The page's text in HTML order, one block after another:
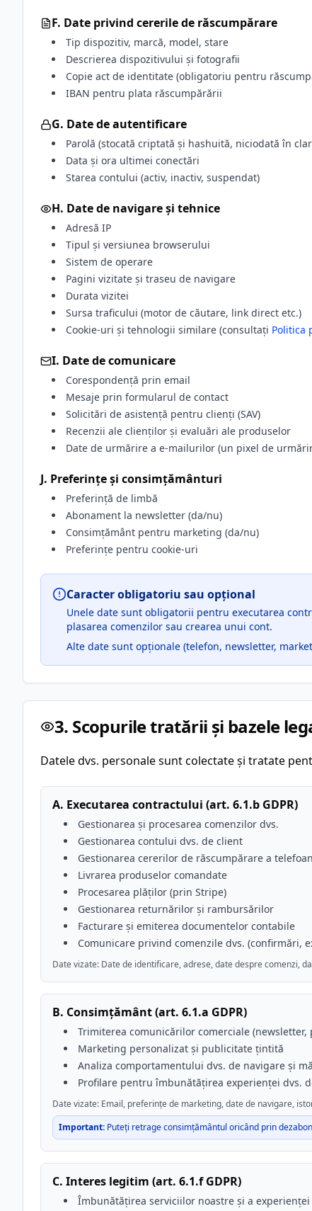
F. Date privind cererile de răscumpărare
Tip dispozitiv, marcă, model, stare
Descrierea dispozitivului și fotografii
Copie act de identitate (obligatoriu pentru
IBAN pentru plata răscumpărării
G. Date de autentificare
Parolă (stocată criptată și hashuită, niciodată în
Data și ora ultimei conectări
Starea contului (activ, inactiv, suspendat)
H. Date de navigare și tehnice
Adresă IP
Tipul și versiunea browserului
Sistem de operare
Pagini vizitate și traseu de navigare
Durata vizitei
Sursa traficului (motor de căutare, link direct etc.)
Cookie-uri și tehnologii similare (consultați Politica
I. Date de comunicare
Corespondență prin email
Mesaje prin formularul de contact
Solicitări de asistență pentru clienți (SAV)
Recenzii ale clienților și evaluări ale produselor
Date de urmărire a e-mailurilor (un pixel de
J. Preferințe și consimțământuri
Preferință de limbă
Abonament la newsletter (da/nu)
Consimțământ pentru marketing (da/nu)
Preferințe pentru cookie-uri
Caracter obligatoriu sau opțional
Unele date sunt obligatorii pentru executarea
plasarea comenzilor sau crearea unui cont.
Alte date sunt opționale (telefon, newsletter,
3. Scopurile tratării și bazele
Datele dvs. personale sunt colectate și tratate
A. Executarea contractului (art. 6.1.b GDPR)
Gestionarea și procesarea comenzilor dvs.
Gestionarea contului dvs. de client
Gestionarea cererilor de răscumpărare a
Livrarea produselor comandate
Procesarea plăților (prin Stripe)
Gestionarea returnărilor și rambursărilor
Facturare și emiterea documentelor contabile
Comunicare privind comenzile dvs. (confirmări,
Date vizate: Date de identificare, adrese, date despre comenzi,
B. Consimțământ (art. 6.1.a GDPR)
Trimiterea comunicărilor comerciale
Marketing personalizat și publicitate țintită
Analiza comportamentului dvs. de navigare și
Profilare pentru îmbunătățirea experienței dvs.
Date vizate: Email, preferințe de marketing, date de navigare,
Important: Puteți retrage consimțământul oricând prin
C. Interes legitim (art. 6.1.f GDPR)
Îmbunătățirea serviciilor noastre și a